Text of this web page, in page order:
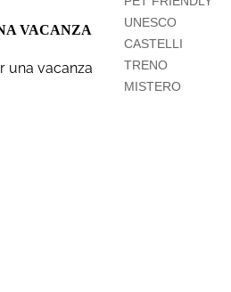
VACANZA
una vacanza
UNESCO
CASTELLI
TRENO
MISTERO